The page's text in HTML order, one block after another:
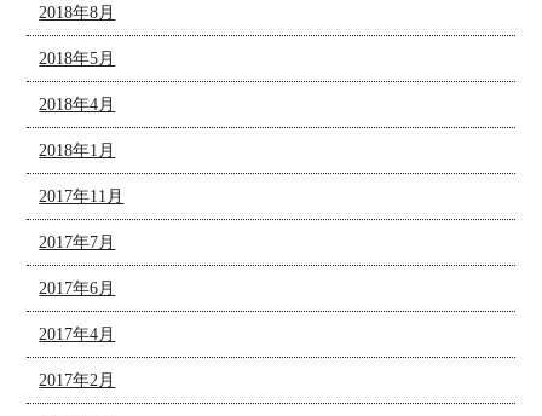
2018年8月
2018年5月
2018年4月
2018年1月
2017年11月
2017年7月
2017年6月
2017年4月
2017年2月